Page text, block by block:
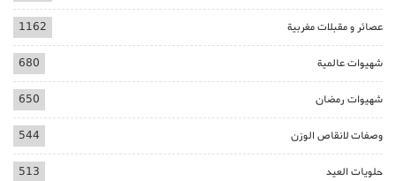
عصائر و مقبلات مغربية 1162
شهيوات عالمية 680
شهيوات رمضان 650
وصفات لانقاص الوزن 544
حلويات العيد 513